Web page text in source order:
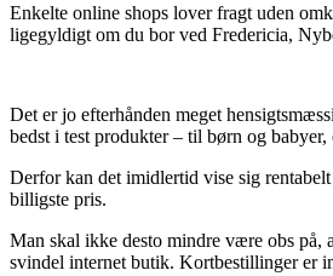
Enkelte online shops lover fragt uden
ligegyldigt om du bor ved Fredericia,
Det er jo efterhånden meget
bedst i test produkter – til børn og
Derfor kan det imidlertid vise sig
billigste pris.
Man skal ikke desto mindre være obs på,
svindel internet butik. Kortbestillinger er